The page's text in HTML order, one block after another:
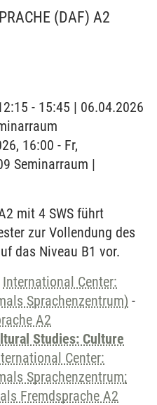
(DAF) A2
- 15:45 | 06.04.2026
16:00 - Fr,
Seminarraum |
mit 4 SWS führt
zur Vollendung des
das Niveau B1 vor.
International Center:
Sprachenzentrum) -
A2
Studies: Culture
Center:
Sprachenzentrum;
Fremdsprache A2